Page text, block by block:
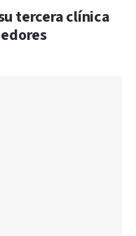
tercera clínica